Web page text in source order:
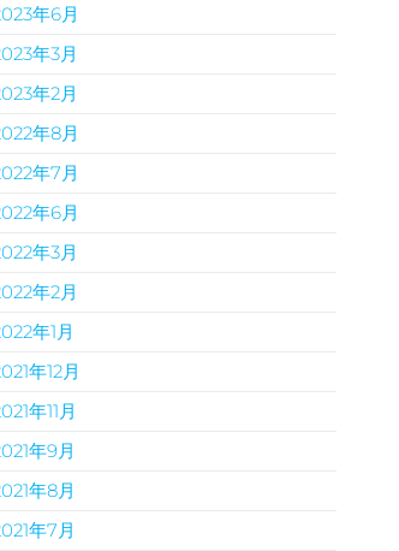
年6月
年3月
年2月
年8月
年7月
年6月
年3月
年2月
年1月
年12月
年11月
年9月
年8月
年7月